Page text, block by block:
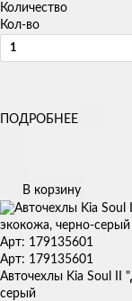
Количество
Кол-во
ПОДРОБНЕЕ
В корзину
Арт: 179135601
Арт: 179135601
Авточехлы Kia Soul II
серый